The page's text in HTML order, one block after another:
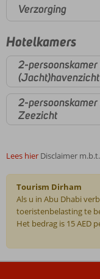
Verzorging
Hotelkamers
2-persoonskamer
(Jacht)havenzicht
2-
Zeezicht
Lees hier Disclaimer
Tourism Dirham
Als u in Abu Dhabi
toeristenbelasting te
Het bedrag is 15 AED